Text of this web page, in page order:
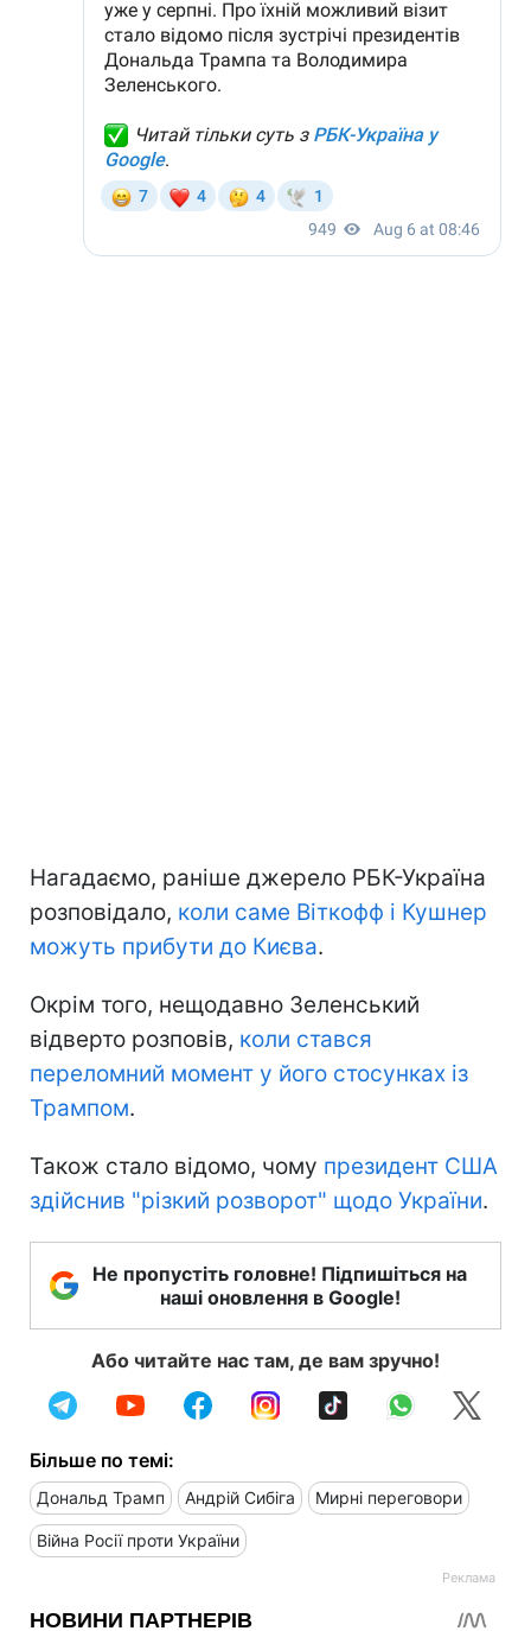
Нагадаємо, раніше джерело РБК-Україна
розповідало, коли саме Віткофф і Кушнер
можуть прибути до Києва.
Окрім того, нещодавно Зеленський
відверто розповів, коли стався
переломний момент у його стосунках із
Трампом.
Також стало відомо, чому президент США
здійснив "різкий розворот" щодо України.
Не пропустіть головне! Підпишіться на
наші оновлення в Google!
Або читайте нас там, де вам зручно!
Більше по темі:
Дональд Трамп Андрій Сибіга Мирні переговори
Війна Росії проти України